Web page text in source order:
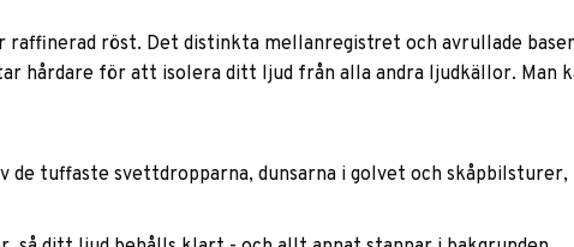
röst. Det distinkta mellanregistret och avrullade
hårdare för att isolera ditt ljud från alla andra ljudkällor. Man
de tuffaste svettdropparna, dunsarna i golvet och